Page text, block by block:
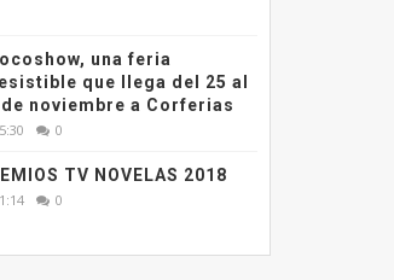
una feria
que llega del 25 al
de noviembre a Corferias
0
TV NOVELAS 2018
0